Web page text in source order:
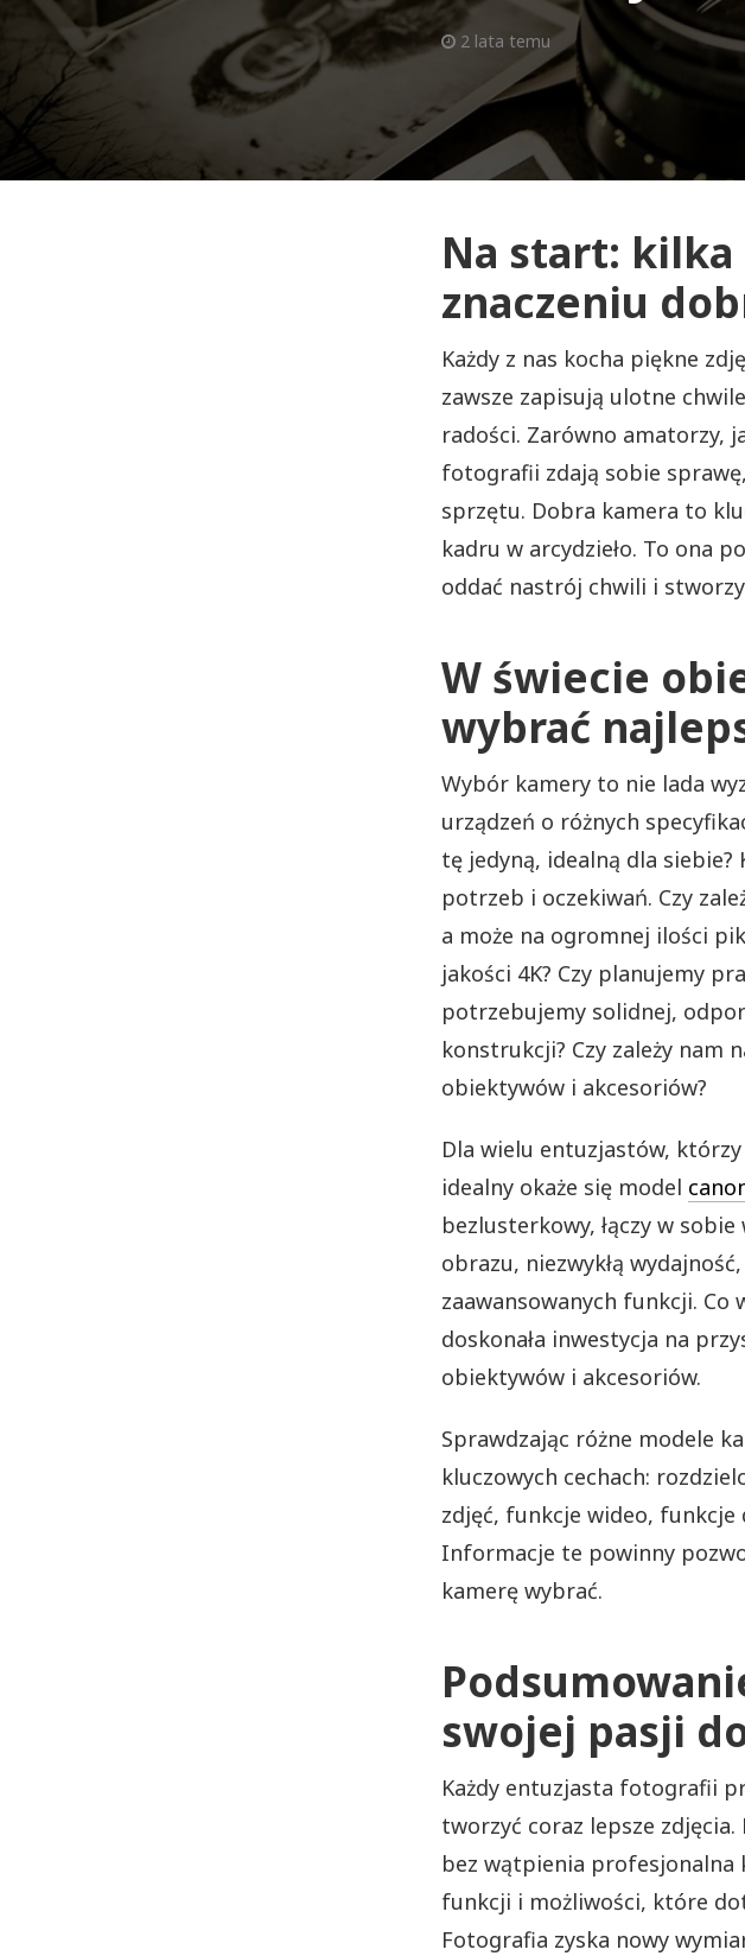
2 lata temu
Na start:
znaczeniu
Każdy z nas kocha piękne
zawsze zapisują ulotne
radości. Zarówno amatorzy,
fotografii zdają sobie
sprzętu. Dobra kamera to
kadru w arcydzieło. To ona
oddać nastrój chwili i
W świecie
wybrać
Wybór kamery to nie lada
urządzeń o różnych
tę jedyną, idealną dla
potrzeb i oczekiwań. Czy
a może na ogromnej ilości
jakości 4K? Czy planujemy
potrzebujemy solidnej,
konstrukcji? Czy zależy nam
obiektywów i akcesoriów?
Dla wielu entuzjastów,
idealny okaże się model
bezlusterkowy, łączy w
obrazu, niezwykłą
zaawansowanych funkcji. Co
doskonała inwestycja na
obiektywów i akcesoriów.
Sprawdzając różne modele
kluczowych cechach:
zdjęć, funkcje wideo, funkcje
Informacje te powinny
kamerę wybrać.
swojej pasji
Każdy entuzjasta fotografii
tworzyć coraz lepsze
bez wątpienia profesjonalna
funkcji i możliwości, które
Fotografia zyska nowy